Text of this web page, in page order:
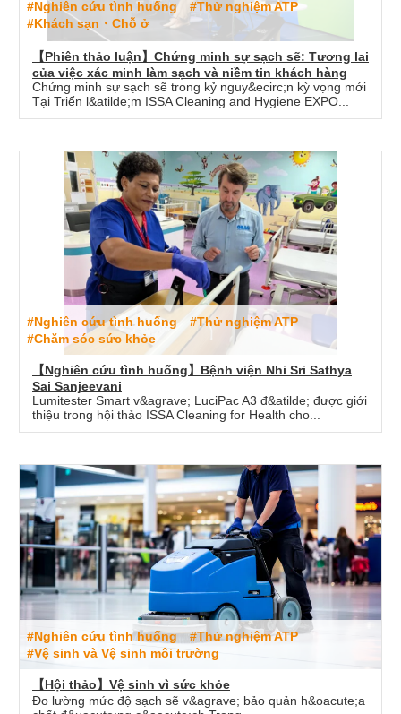
【Phiên thảo luận】Chứng minh sự sạch sẽ: Tương lai
của việc xác minh làm sạch và niềm tin khách hàng
Chứng minh sự sạch sẽ trong kỷ nguy&ecirc;n kỳ vọng mới
Tại Triển l&atilde;m ISSA Cleaning and Hygiene EXPO...
#Nghiên cứu tình huống
#Thử nghiệm ATP
#Khách sạn・Chỗ ở
【Nghiên cứu tình huống】Bệnh viện Nhi Sri Sathya
Sai Sanjeevani
Lumitester Smart v&agrave; LuciPac A3 đ&atilde; được giới
thiệu trong hội thảo ISSA Cleaning for Health cho...
#Nghiên cứu tình huống
#Thử nghiệm ATP
#Chăm sóc sức khỏe
【Hội thảo】Vệ sinh vì sức khỏe
Đo lường mức độ sạch sẽ v&agrave; bảo quản h&oacute;a
#Nghiên cứu tình huống
#Thử nghiệm ATP
#Vệ sinh và Vệ sinh môi trường